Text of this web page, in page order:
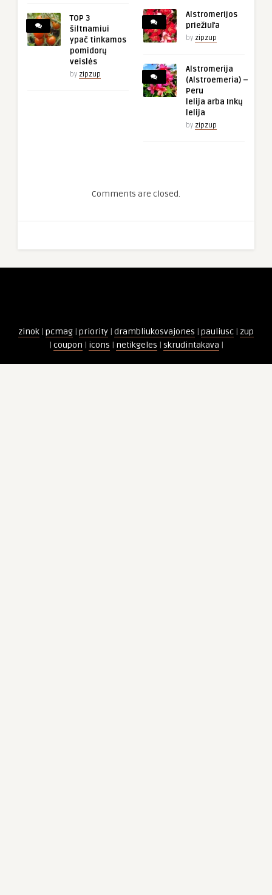
TOP 3
šiltnamiui
ypač tinkamos
pomidorų
veislės
by zipzup
Alstromerijos
priežiūra
by zipzup
Alstromerija
(Alstroemeria) –
Peru
lelija arba Inkų
lelija
by zipzup
Comments are closed.
zinok | pcmag | priority | drambliukosvajones | pauliusc | zup
| coupon | icons | netikgeles | skrudintakava |